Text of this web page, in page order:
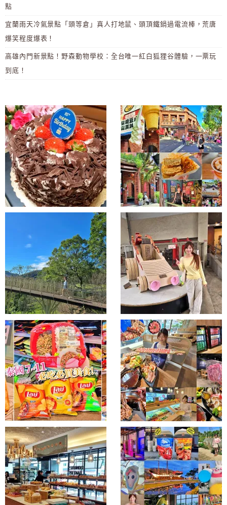
點
宜蘭雨天冷氣景點「頭等倉」真人打地鼠、頭頂鐵鍋過電流棒，荒唐
爆笑程度爆表！
高雄內門新景點！野森動物學校：全台唯一紅白狐狸谷體驗，一票玩
到底！